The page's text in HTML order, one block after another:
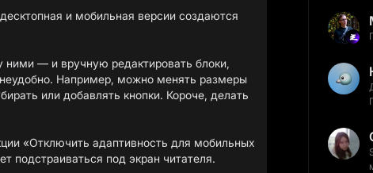
и мобильная версии создаются
— и вручную редактировать блоки,
Например, можно менять размеры
или добавлять кнопки. Короче, делать
«Отключить адаптивность для мобильных
подстраиваться под экран читателя.